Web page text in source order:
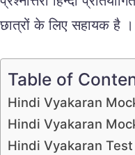
छात्रों के लिए सहायक है ।
Table of
Hindi Vyakaran
Hindi Vyakaran
Hindi Vyakaran